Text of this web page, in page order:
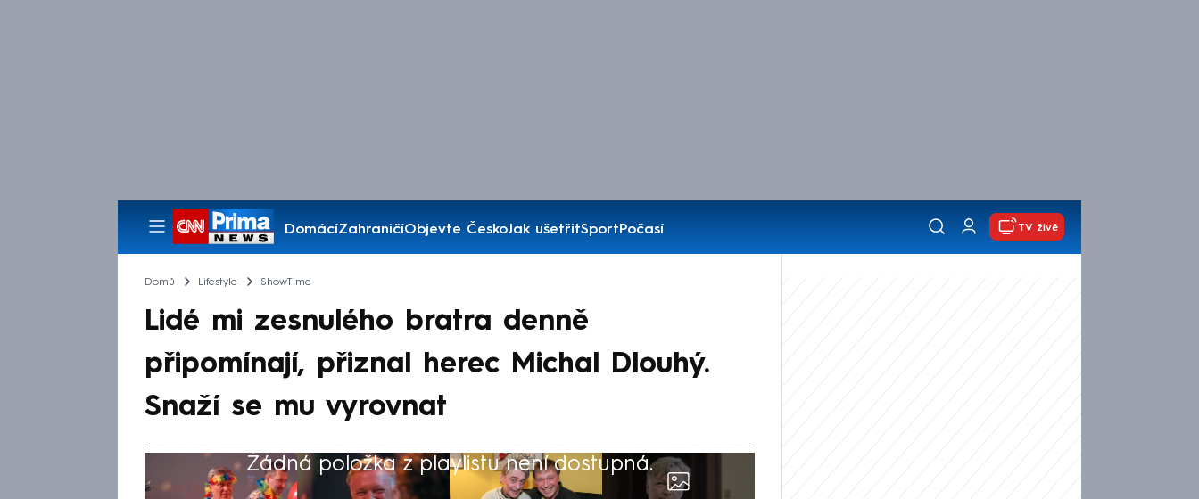
DomácíZahraničíObjevte ČeskoJak ušetřitSportPočasí
Pořady
TV živě
Domů Lifestyle ShowTime
Lidé mi zesnulého bratra denně
připomínají, přiznal herec Michal Dlouhý.
Snaží se mu vyrovnat
Žádná položka z playlistu není dostupná.